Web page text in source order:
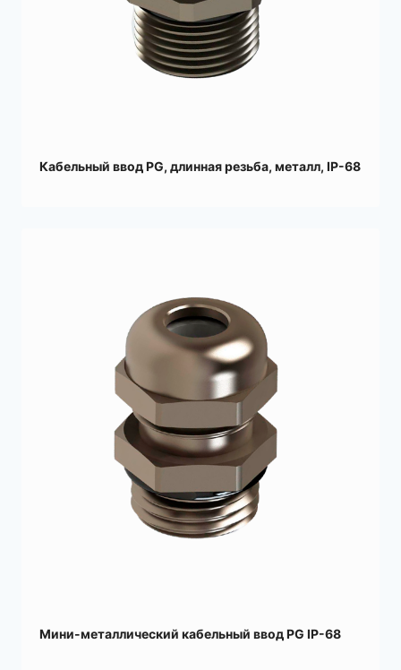
Кабельный ввод PG, длинная резьба, металл, IP-68
Мини-металлический кабельный ввод PG IP-68